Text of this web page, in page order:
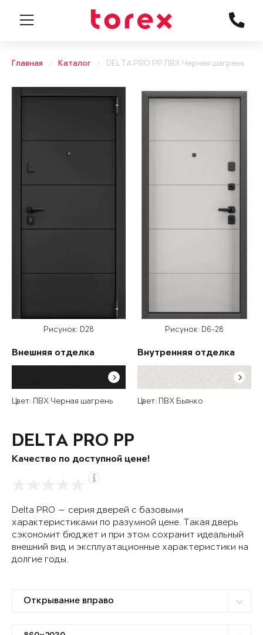
Главная Каталог DELTA PRO PP ПВХ Черная шагрень
Рисунок: D28
Внешняя отделка
Цвет: ПВХ Черная шагрень
Рисунок: D6-28
Внутренняя отделка
Цвет: ПВХ Бьянко
DELTA PRO PP
Качество по доступной цене!
Delta PRO — серия дверей с базовыми
характеристиками по разумной цене. Такая дверь
сэкономит бюджет и при этом сохранит идеальный
внешний вид и эксплуатационные характеристики на
долгие годы.